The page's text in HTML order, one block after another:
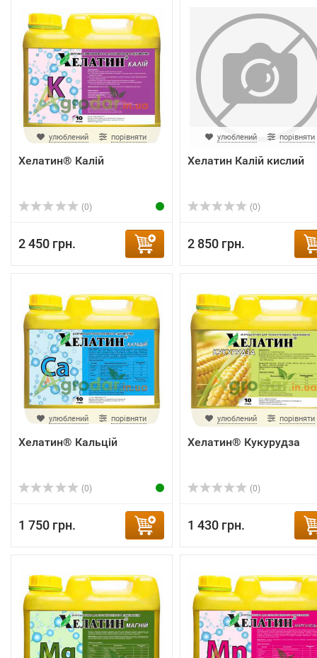
улюблений порівняти
Хелатин® Калій
(0)
2 450 грн.
улюблений порівняти
Хелатин Калій кислий
(0)
2 850 грн.
улюблений порівняти
Хелатин® Кальцій
(0)
1 750 грн.
улюблений порівняти
Хелатин® Кукурудза
(0)
1 430 грн.